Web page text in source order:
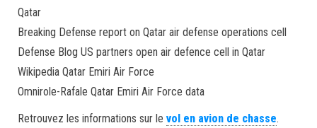
Qatar
Breaking Defense report on Qatar air defense operations cell
Defense Blog US partners open air defence cell in Qatar
Wikipedia Qatar Emiri Air Force
Omnirole-Rafale Qatar Emiri Air Force data
Retrouvez les informations sur le vol en avion de chasse.